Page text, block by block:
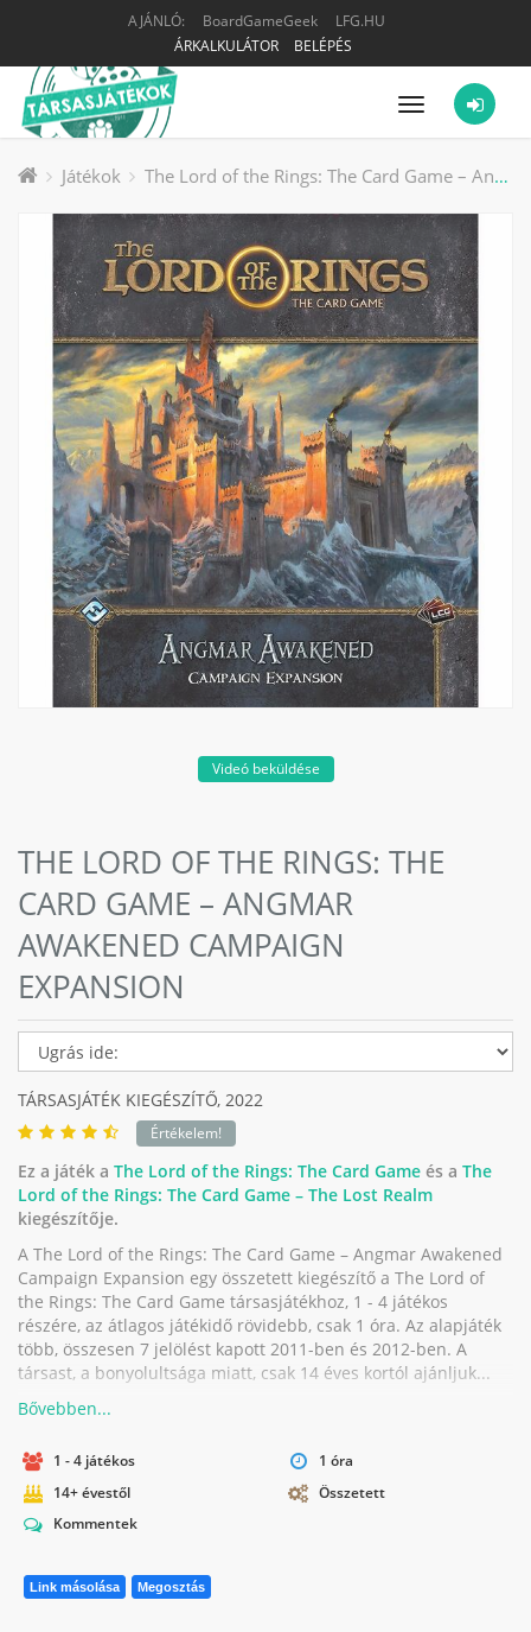
AJÁNLÓ: BoardGameGeek
LFG.HU
ÁRKALKULÁTOR
BELÉPÉS
Menü
Játékok The Lord of the Rings: The Card Game – Angmar Awakened Campaign Expansion
Videó beküldése
THE LORD OF THE RINGS: THE
CARD GAME – ANGMAR
AWAKENED CAMPAIGN
EXPANSION
TÁRSASJÁTÉK KIEGÉSZÍTŐ, 2022
Értékelem!
Ez a játék a The Lord of the Rings: The Card Game és a The
Lord of the Rings: The Card Game – The Lost Realm
kiegészítője.
A The Lord of the Rings: The Card Game – Angmar Awakened
Campaign Expansion egy összetett kiegészítő a The Lord of
the Rings: The Card Game társasjátékhoz, 1 - 4 játékos
részére, az átlagos játékidő rövidebb, csak 1 óra. Az alapjáték
több, összesen 7 jelölést kapott 2011-ben és 2012-ben. A
társast, a bonyolultsága miatt, csak 14 éves kortól ajánljuk...
1 - 4 játékos
1 óra
14+ évestől
Összetett
Kommentek
Link másolása Megosztás